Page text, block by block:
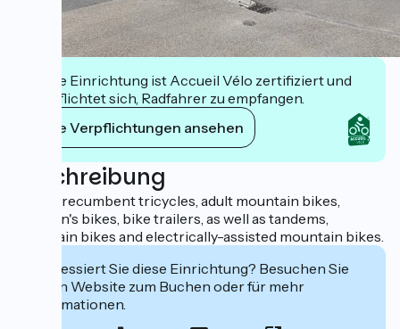
Diese Einrichtung ist Accueil Vélo zertifiziert und
verpflichtet sich, Radfahrer zu empfangen.
Ihre Verpflichtungen ansehen
Beschreibung
Hire of recumbent tricycles, adult mountain bikes,
children's bikes, bike trailers, as well as tandems,
mountain bikes and electrically-assisted mountain bikes.
Interessiert Sie diese Einrichtung? Besuchen Sie
deren Website zum Buchen oder für mehr
Informationen.